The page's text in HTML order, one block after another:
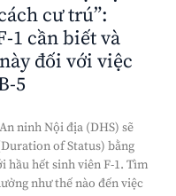
cư trú”:
1 cần biết và
đối với việc
5
ninh Nội địa (DHS) sẽ
of Status) bằng
hầu hết sinh viên F-1. Tìm
như thế nào đến việc